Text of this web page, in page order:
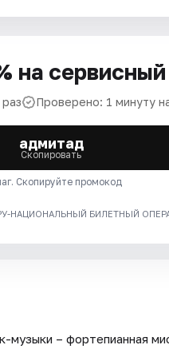
на
Проверено: 1 минуту
адмитад
Скопировать
Скопируйте промокод
НАЦИОНАЛЬНЫЙ БИЛЕТНЫЙ
музыки – фортепианная